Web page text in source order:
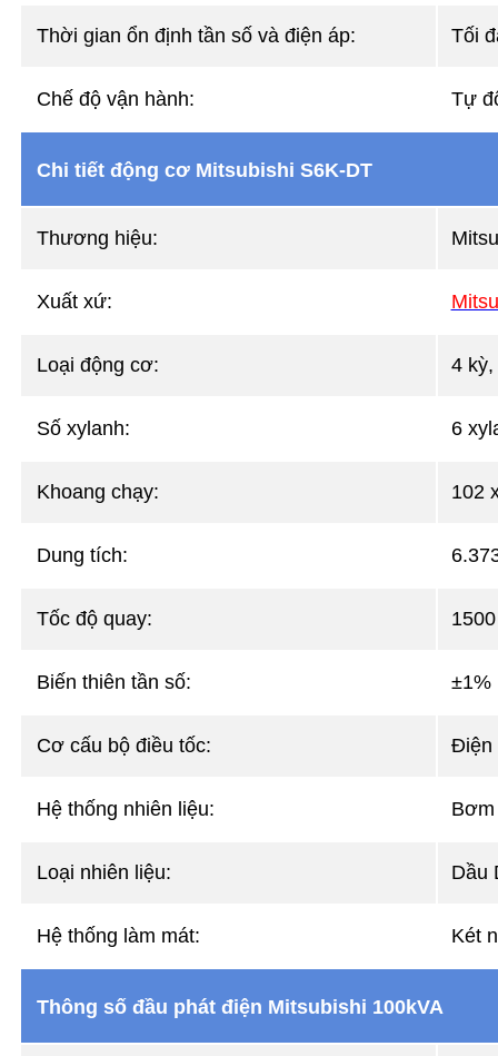
Thời gian ổn định tần số và điện áp: Tối
Chế độ vận hành: Tự
Chi tiết động cơ Mitsubishi S6K-DT
Thương hiệu:
Xuất xứ:
Loại động cơ: 4
Số xylanh: 6
Khoang chạy: 102
Dung tích:
Tốc độ quay:
Biến thiên tần số: ±1%
Cơ cấu bộ điều tốc: Điện
Hệ thống nhiên liệu:
Loại nhiên liệu: Dầu
Hệ thống làm mát: Két
Thông số đầu phát điện Mitsubishi 100kVA